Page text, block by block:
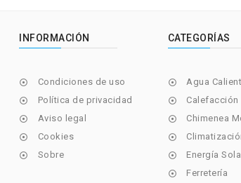
INFORMACIÓN
 Condiciones de uso
 Política de privacidad
 Aviso legal
 Cookies
 Sobre
CATEGORÍAS
 Agua
 Calefacción
 Chimenea

 Energía
 Ferretería